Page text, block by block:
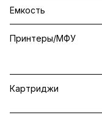
Емкость
Принтеры/МФУ
Картриджи